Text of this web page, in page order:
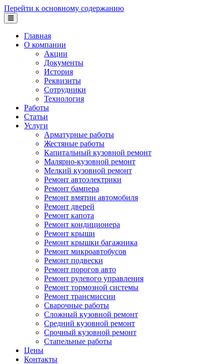
Перейти к основному содержанию
Главная
О компании
Акции
Документы
История
Реквизиты
Сотрудники
Технология
Работы
Статьи
Услуги
Арматурные работы
Жестяные работы
Капитальный кузовной ремонт
Малярно-кузовной ремонт
Мелкий кузовной ремонт
Ремонт автоэлектрики
Ремонт бампера
Ремонт вмятин автомобиля
Ремонт дверей
Ремонт капота
Ремонт кондиционера
Ремонт крыши
Ремонт крышки багажника
Ремонт микроавтобусов
Ремонт подвески
Ремонт порогов авто
Ремонт рулевого управления
Ремонт тормозной системы
Ремонт трансмиссии
Сварочные работы
Сложный кузовной ремонт
Средний кузовной ремонт
Срочный кузовной ремонт
Стапельные работы
Цены
Контакты